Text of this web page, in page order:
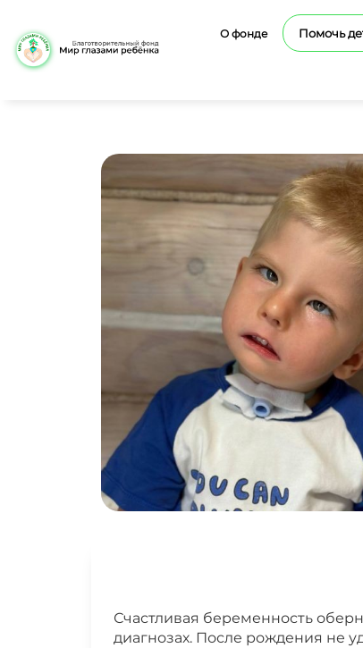
О фонде Помочь
Счастливая беременность
диагнозах. После рождения не
17.04.2026 СБОР ДЛЯ